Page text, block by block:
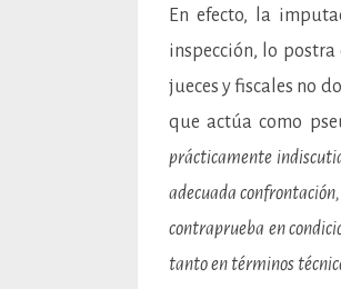
En efecto, la
inspección, lo
jueces y fiscales no
que actúa como
prácticamente
adecuada
contraprueba en
tanto en términos